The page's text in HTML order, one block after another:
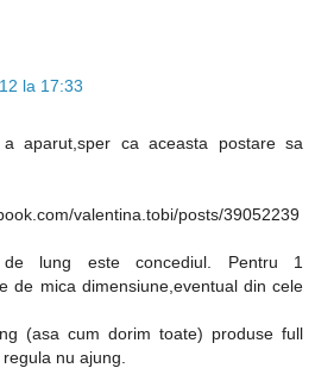
la 17:33
aparut,sper ca aceasta postare sa
valentina.tobi/posts/39052239
lung este concediul. Pentru 1
de mica dimensiune,eventual din cele
(asa cum dorim toate) produse full
nu ajung.